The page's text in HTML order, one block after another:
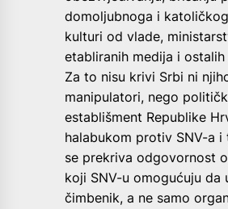
domoljubnoga i
kulturi od vlade,
etabliranih medija i
Za to nisu krivi Srbi ni
manipulatori, nego
establišment Republike
halabukom protiv SNV-a
se prekriva odgovornost
koji SNV-u omogućuju
čimbenik, a ne samo